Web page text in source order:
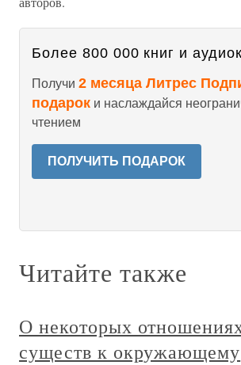
Более 800 000 книг и
Получи 2 месяца Литрес
подарок и наслаждайся
чтением
ПОЛУЧИТЬ ПОДАРОК
Читайте также
О некоторых
существ к окружающему